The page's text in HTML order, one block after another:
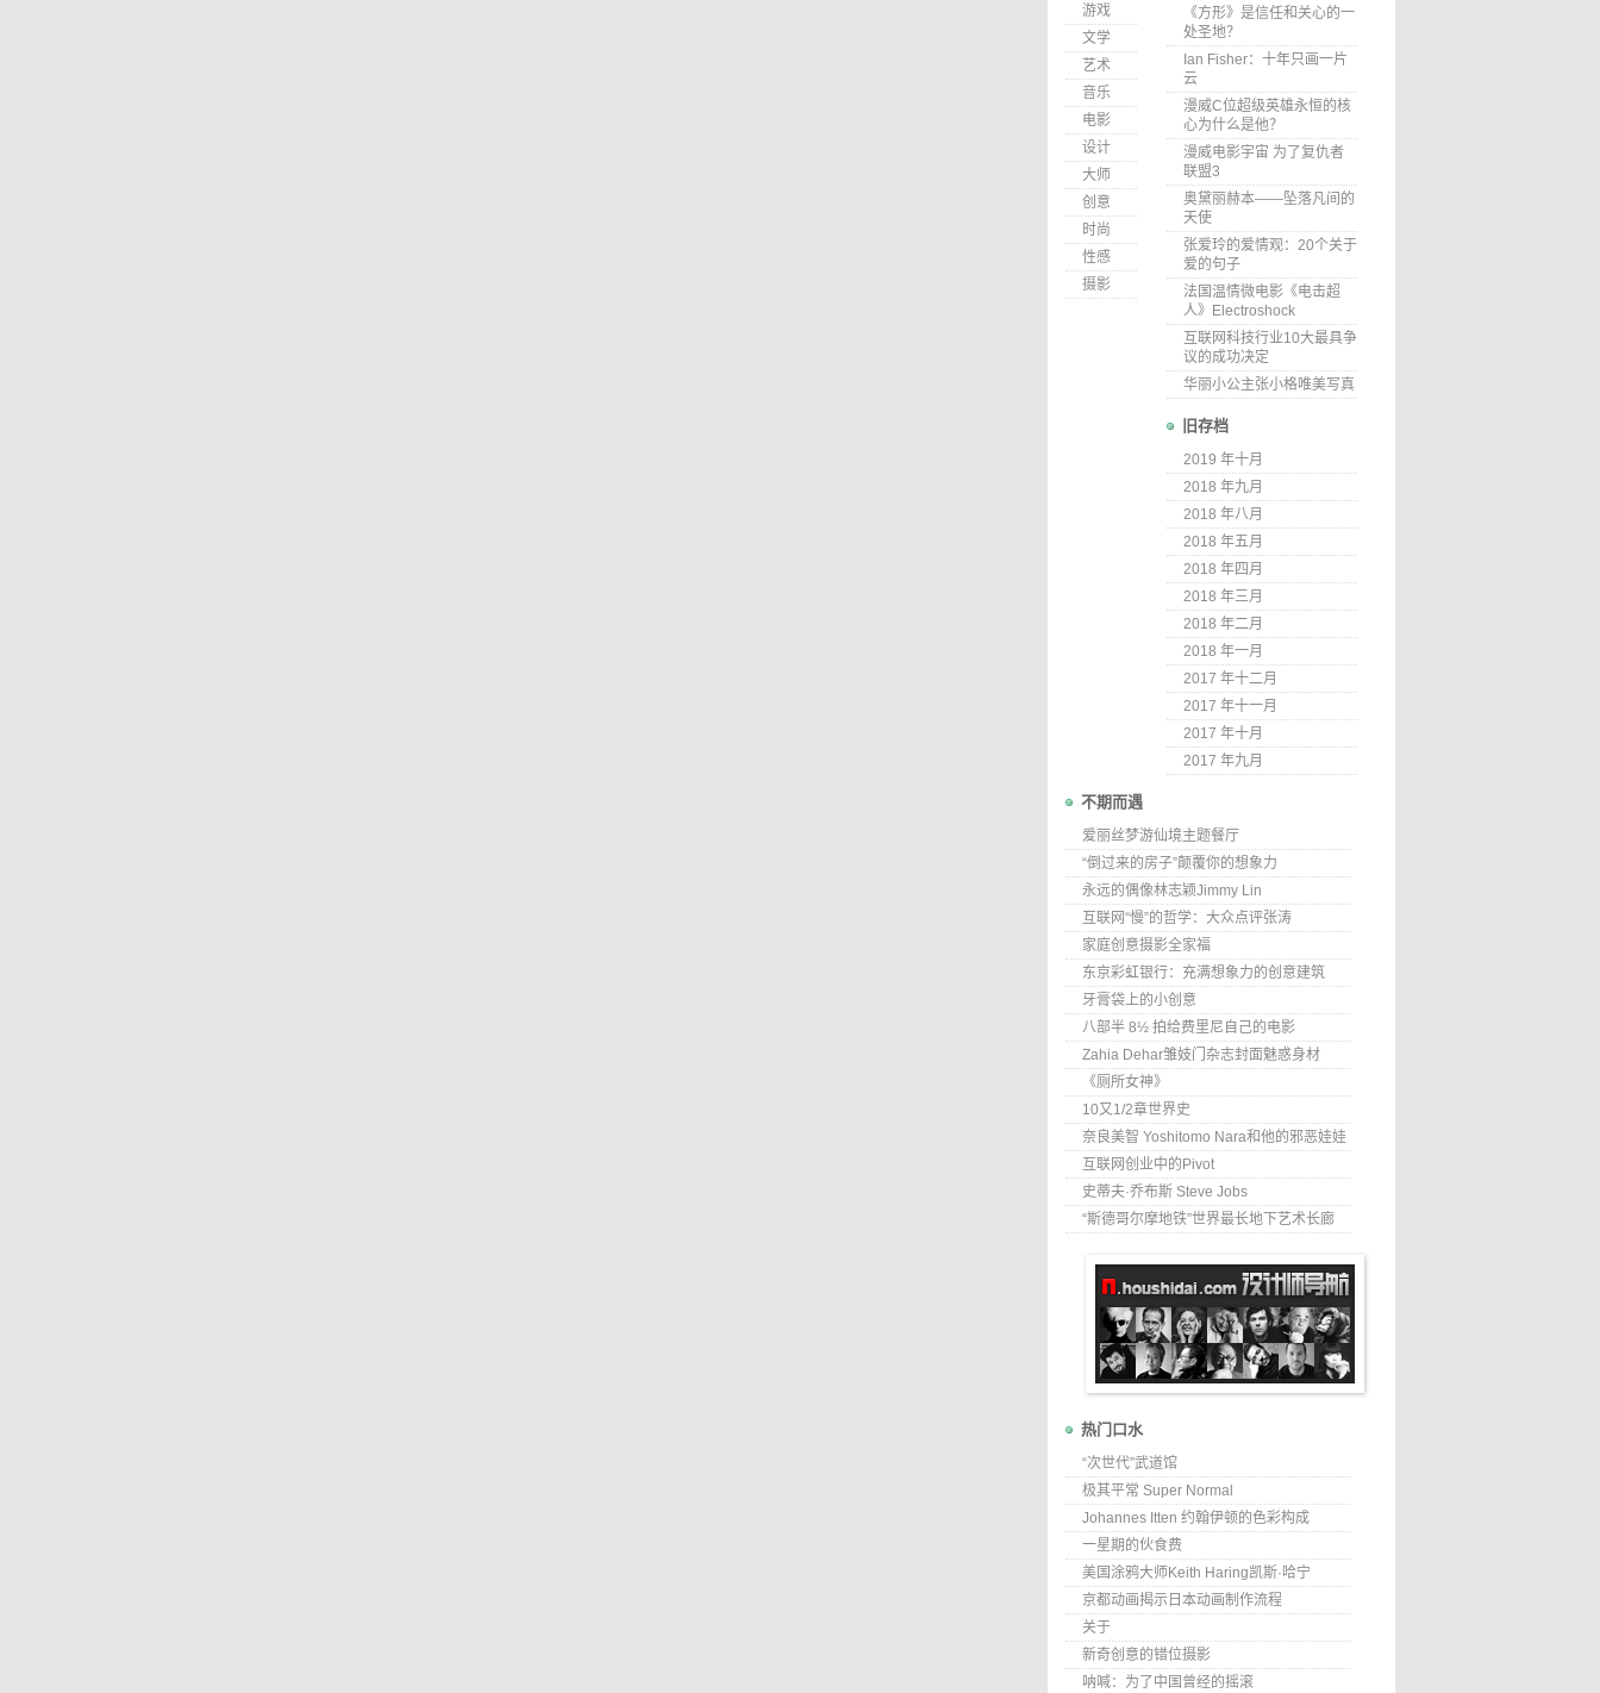
游戏
文学
艺术
音乐
电影
设计
大师
创意
时尚
性感
摄影
《方形》是信任和关心的一
处圣地？
Ian Fisher：十年只画一片
云
漫威C位超级英雄永恒的核
心为什么是他？
漫威电影宇宙 为了复仇者
联盟3
奥黛丽赫本——坠落凡间的
天使
张爱玲的爱情观：20个关于
爱的句子
法国温情微电影《电击超
人》Electroshock
互联网科技行业10大最具争
议的成功决定
华丽小公主张小格唯美写真
旧存档
2019 年十月
2018 年九月
2018 年八月
2018 年五月
2018 年四月
2018 年三月
2018 年二月
2018 年一月
2017 年十二月
2017 年十一月
2017 年十月
2017 年九月
不期而遇
爱丽丝梦游仙境主题餐厅
“倒过来的房子”颠覆你的想象力
永远的偶像林志颖Jimmy Lin
互联网“慢”的哲学：大众点评张涛
家庭创意摄影全家福
东京彩虹银行：充满想象力的创意建筑
牙膏袋上的小创意
八部半 8½ 拍给费里尼自己的电影
Zahia Dehar雏妓门杂志封面魅惑身材
《厕所女神》
10又1/2章世界史
奈良美智 Yoshitomo Nara和他的邪恶娃娃
互联网创业中的Pivot
史蒂夫·乔布斯 Steve Jobs
“斯德哥尔摩地铁”世界最长地下艺术长廊
热门口水
“次世代”武道馆
极其平常 Super Normal
Johannes Itten 约翰伊顿的色彩构成
一星期的伙食费
美国涂鸦大师Keith Haring凯斯·哈宁
京都动画揭示日本动画制作流程
关于
新奇创意的错位摄影
呐喊：为了中国曾经的摇滚